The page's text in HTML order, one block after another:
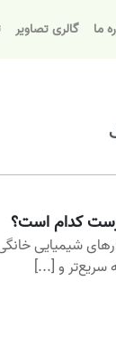
ما گالری تصاویر
کدام است؟
شیمیایی
سریع‌تر و [...]